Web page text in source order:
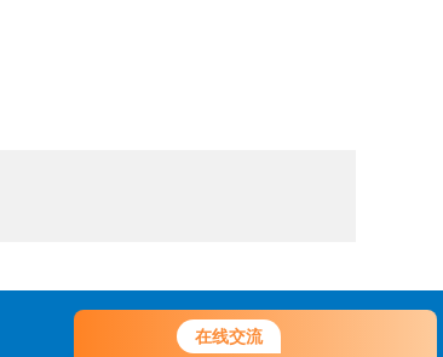
在线交流
您好！欢迎前来咨询，很高兴为您
服务，请问您要咨询什么问题呢？